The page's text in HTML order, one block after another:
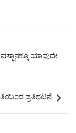
ಯಾವುದೇ
ಪ್ರತಿಭಟನೆ